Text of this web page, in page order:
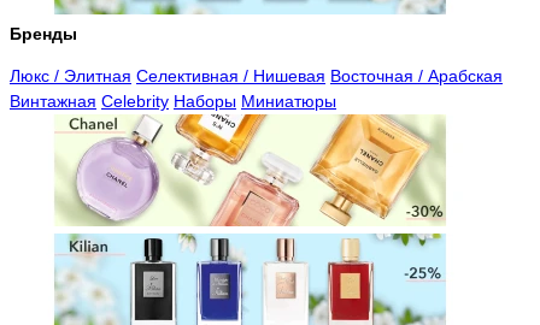
Бренды
Люкс / Элитная Селективная / Нишевая Восточная / Арабская
Винтажная Celebrity Наборы Миниатюры